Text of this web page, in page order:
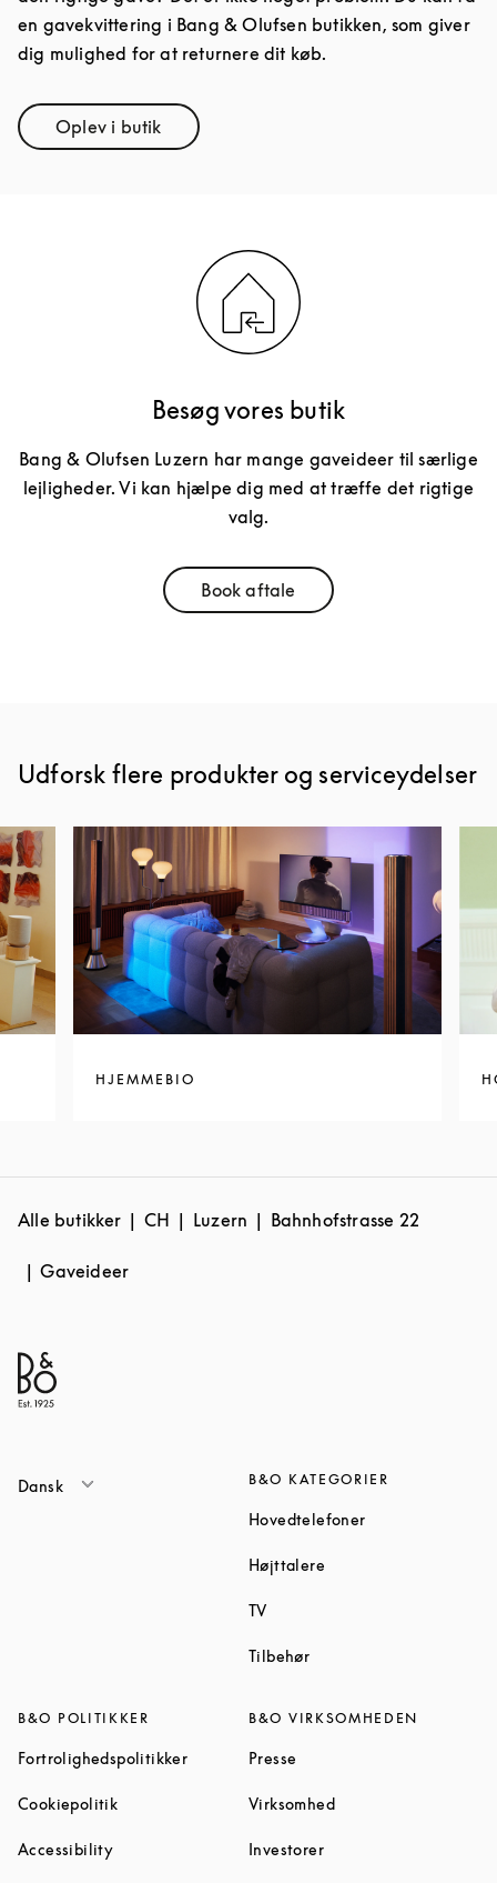
en gavekvittering i Bang & Olufsen butikken, som giver
dig mulighed for at returnere dit køb.
Oplev i butikLink Opens in New Tab
Besøg vores butik
Bang & Olufsen Luzern har mange gaveideer til særlige
lejligheder. Vi kan hjælpe dig med at træffe det rigtige
valg.
Book aftaleLink Opens in New Tab
Udforsk flere produkter og serviceydelser
HJEMMEBIO
Alle butikker CH Luzern Bahnhofstrasse 22
Gaveideer
Dansk B&O KATEGORIER
HovedtelefonerLink Opens in
Højttalere
TVLink Opens in New Tab
TilbehørLink Opens in New Tab
B&O POLITIKKER
FortrolighedspolitikkerLink Opens in New Tab
CookiepolitikLink Opens in New Tab
AccessibilityLink Opens in New Tab
B&O VIRKSOMHEDEN
Presse
VirksomhedLink Opens in New
InvestorerLink Opens in New Tab